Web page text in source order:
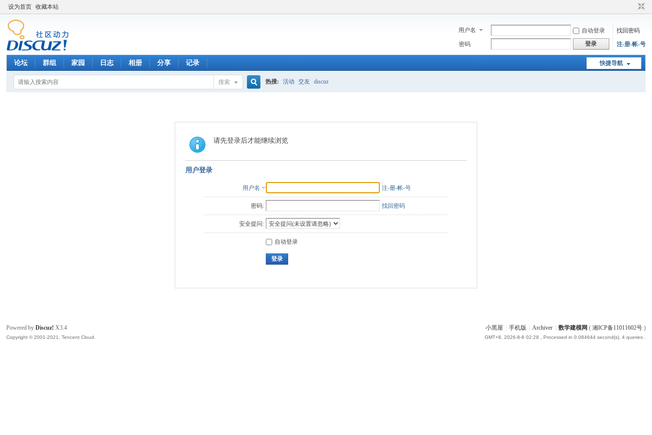
设为首页 收藏本站
用户名 自动登录
找回密码
密码
登录 注-册-帐-号
快捷导航
论坛 群组 家园 日志 相册 分享 记录
搜索
索
热搜: 活动 交友 discuz
请先登录后才能继续浏览
用户登录
用户名 注-册-帐-号
密码: 找回密码
安全提问:
自动登录
登录
小黑屋 手机版 Archiver 数学建模网 ( 湘ICP备11011602号)
GMT+8, 2026-8-8 02:28 , Processed in 0.084644 second(s), 4 queries .
Powered byDiscuz! X3.4
Copyright © 2001-2021, Tencent Cloud.